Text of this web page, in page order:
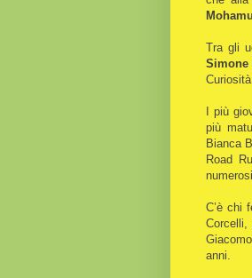
Tra gli
Simone
Curiosità
I più
più
Bianca
Road
C’è chi
Corcelli,
anni.